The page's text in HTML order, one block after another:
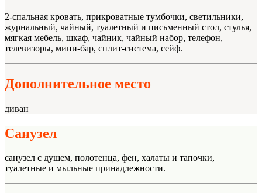
2-спальная кровать, прикроватные тумбочки, светильники,
журнальный, чайный, туалетный и письменный стол, стулья,
мягкая мебель, шкаф, чайник, чайный набор, телефон,
телевизоры, мини-бар, сплит-система, сейф.
Дополнительное место
диван
Санузел
санузел с душем, полотенца, фен, халаты и тапочки,
туалетные и мыльные принадлежности.